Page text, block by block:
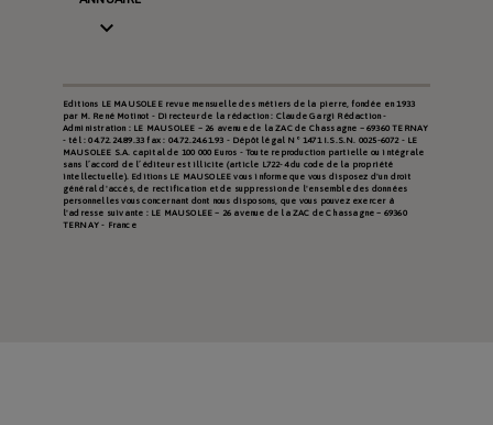

Editions LE MAUSOLEE revue mensuelle des métiers de la pierre, fondée en 1933
par M. René Motinot - Directeur de la rédaction : Claude Gargi Rédaction -
Administration : LE MAUSOLEE – 26 avenue de la ZAC de Chassagne – 69360 TERNAY
- tél : 04.72.24.89.33 fax : 04.72.24.61.93 - Dépôt légal N° 1471 I.S.S.N. 0025-6072 - LE
MAUSOLEE S.A. capital de 100 000 Euros - Toute reproduction partielle ou intégrale
sans l’accord de l’éditeur est illicite (article L722-4 du code de la propriété
intellectuelle). Editions LE MAUSOLEE vous informe que vous disposez d'un droit
général d'accès, de rectification et de suppression de l'ensemble des données
personnelles vous concernant dont nous disposons, que vous pouvez exercer à
l'adresse suivante : LE MAUSOLEE – 26 avenue de la ZAC de Chassagne – 69360
TERNAY - France